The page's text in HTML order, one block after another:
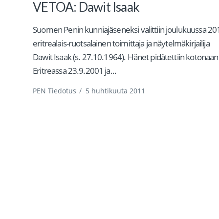
VETOA: Dawit Isaak
Suomen Penin kunniajäseneksi valittiin joulukuussa
eritrealais-ruotsalainen toimittaja ja näytelmäkirjailija
Dawit Isaak (s. 27.10.1964). Hänet pidätettiin kotonaan
Eritreassa 23.9.2001 ja...
PEN Tiedotus / 5 huhtikuuta 2011